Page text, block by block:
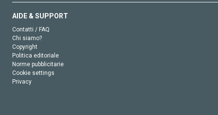
AIDE & SUPPORT
Contatti / FAQ
Chi siamo?
Copyright
Politica editoriale
Norme pubblicitarie
Cookie settings
Privacy